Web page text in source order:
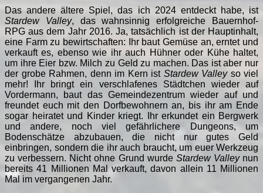
Das andere ältere Spiel, das ich 2024 entdeckt habe, ist
Stardew Valley, das wahnsinnig erfolgreiche Bauernhof-
RPG aus dem Jahr 2016. Ja, tatsächlich ist der Hauptinhalt,
eine Farm zu bewirtschaften: Ihr baut Gemüse an, erntet und
verkauft es, ebenso wie ihr auch Hühner oder Kühe haltet,
um ihre Eier bzw. Milch zu Geld zu machen. Das ist aber nur
der grobe Rahmen, denn im Kern ist Stardew Valleyso viel
mehr! Ihr bringt ein verschlafenes Städtchen wieder auf
Vordermann, baut das Gemeindezentrum wieder auf und
freundet euch mit den Dorfbewohnern an, bis ihr am Ende
sogar heiratet und Kinder kriegt. Ihr erkundet ein Bergwerk
und andere, noch viel gefährlichere Dungeons, um
Bodenschätze abzubauen, die nicht nur gutes Geld
einbringen, sondern die ihr auch braucht, um euer Werkzeug
zu verbessern. Nicht ohne Grund wurde Stardew Valleynun
bereits 41 Millionen Mal verkauft, davon allein 11 Millionen
Mal im vergangenen Jahr.